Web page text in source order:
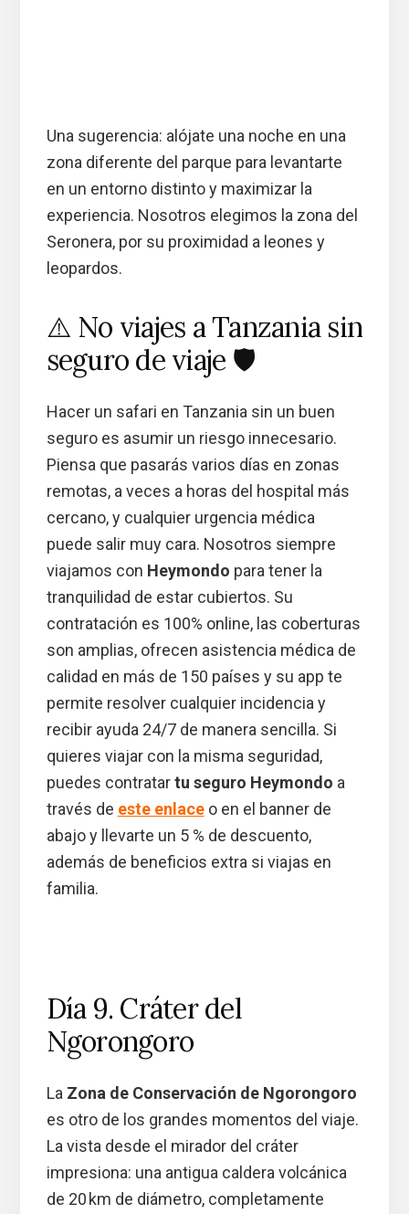
Una sugerencia: alójate una noche en una
zona diferente del parque para levantarte
en un entorno distinto y maximizar la
experiencia. Nosotros elegimos la zona del
Seronera, por su proximidad a leones y
leopardos.
⚠️ No viajes a Tanzania sin
seguro de viaje 🛡️
Hacer un safari en Tanzania sin un buen
seguro es asumir un riesgo innecesario.
Piensa que pasarás varios días en zonas
remotas, a veces a horas del hospital más
cercano, y cualquier urgencia médica
puede salir muy cara. Nosotros siempre
viajamos con Heymondo para tener la
tranquilidad de estar cubiertos. Su
contratación es 100% online, las coberturas
son amplias, ofrecen asistencia médica de
calidad en más de 150 países y su app te
permite resolver cualquier incidencia y
recibir ayuda 24/7 de manera sencilla. Si
quieres viajar con la misma seguridad,
puedes contratartu seguro Heymondo a
través de este enlaceo en el banner de
abajo y llevarte un 5 % de descuento,
además de beneficios extra si viajas en
familia.
Día 9. Cráter del
Ngorongoro
La Zona de Conservación de Ngorongoro
es otro de los grandes momentos del viaje.
La vista desde el mirador del cráter
impresiona: una antigua caldera volcánica
de 20 km de diámetro, completamente